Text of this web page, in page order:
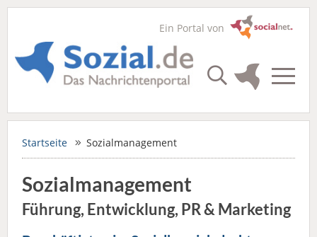
Ein Portal von
Startseite Sozialmanagement
Sozialmanagement
Führung, Entwicklung, PR & Marketing